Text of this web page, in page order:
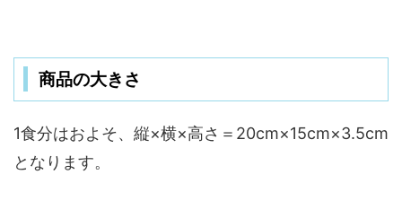
商品の大きさ
1食分はおよそ、縦×横×高さ＝20cm×15cm×3.5cm
となります。